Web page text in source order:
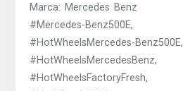
Marca: Mercedes Benz
#Mercedes-Benz500E,
#HotWheelsMercedes-Benz500E,
#HotWheelsMercedesBenz,
#HotWheelsFactoryFresh,